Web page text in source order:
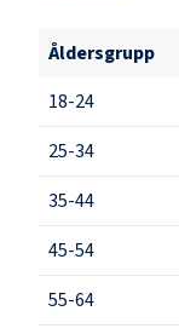
Åldersgrupp
18-24
25-34
35-44
45-54
55-64